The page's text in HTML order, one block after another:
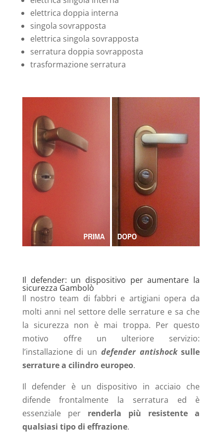
elettrica doppia interna
singola sovrapposta
elettrica singola sovrapposta
serratura doppia sovrapposta
trasformazione serratura
Il defender: un dispositivo per aumentare la
sicurezza Gambolò
Il nostro team di fabbri e artigiani opera da
molti anni nel settore delle serrature e sa che
la sicurezza non è mai troppa. Per questo
motivo offre un ulteriore servizio:
l’installazione di un defender antishock sulle
serrature a cilindro europeo.
Il defender è un dispositivo in acciaio che
difende frontalmente la serratura ed è
essenziale per renderla più resistente
a
qualsiasi tipo di effrazione.